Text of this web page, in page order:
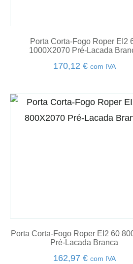
Porta Corta-Fogo Roper EI2
1000X2070 Pré-Lacada
170,12 € com IVA
Porta Corta-Fogo Roper EI2 60
Pré-Lacada Branca
162,97 € com IVA